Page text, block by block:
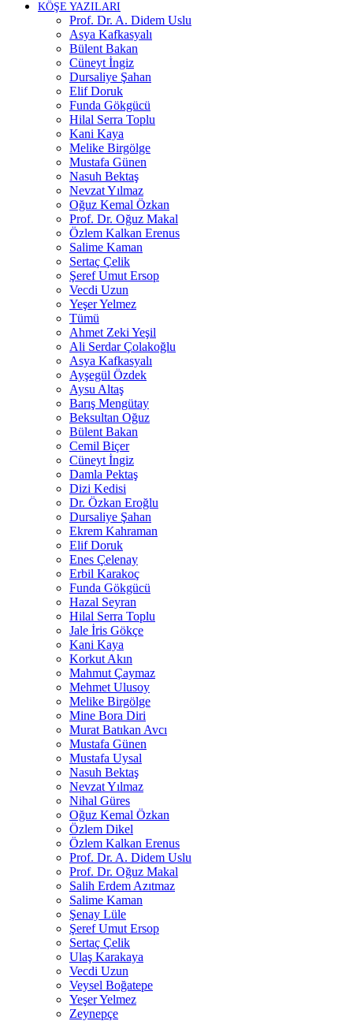
KÖŞE YAZILARI
Prof. Dr. A. Didem Uslu
Asya Kafkasyalı
Bülent Bakan
Cüneyt İngiz
Dursaliye Şahan
Elif Doruk
Funda Gökgücü
Hilal Serra Toplu
Kani Kaya
Melike Birgölge
Mustafa Günen
Nasuh Bektaş
Nevzat Yılmaz
Oğuz Kemal Özkan
Prof. Dr. Oğuz Makal
Özlem Kalkan Erenus
Salime Kaman
Sertaç Çelik
Şeref Umut Ersop
Vecdi Uzun
Yeşer Yelmez
Tümü
Ahmet Zeki Yeşil
Ali Serdar Çolakoğlu
Asya Kafkasyalı
Ayşegül Özdek
Aysu Altaş
Barış Mengütay
Beksultan Oğuz
Bülent Bakan
Cemil Biçer
Cüneyt İngiz
Damla Pektaş
Dizi Kedisi
Dr. Özkan Eroğlu
Dursaliye Şahan
Ekrem Kahraman
Elif Doruk
Enes Çelenay
Erbil Karakoç
Funda Gökgücü
Hazal Seyran
Hilal Serra Toplu
Jale İris Gökçe
Kani Kaya
Korkut Akın
Mahmut Çaymaz
Mehmet Ulusoy
Melike Birgölge
Mine Bora Diri
Murat Batıkan Avcı
Mustafa Günen
Mustafa Uysal
Nasuh Bektaş
Nevzat Yılmaz
Nihal Güres
Oğuz Kemal Özkan
Özlem Dikel
Özlem Kalkan Erenus
Prof. Dr. A. Didem Uslu
Prof. Dr. Oğuz Makal
Salih Erdem Azıtmaz
Salime Kaman
Şenay Lüle
Şeref Umut Ersop
Sertaç Çelik
Ulaş Karakaya
Vecdi Uzun
Veysel Boğatepe
Yeşer Yelmez
Zeynepçe